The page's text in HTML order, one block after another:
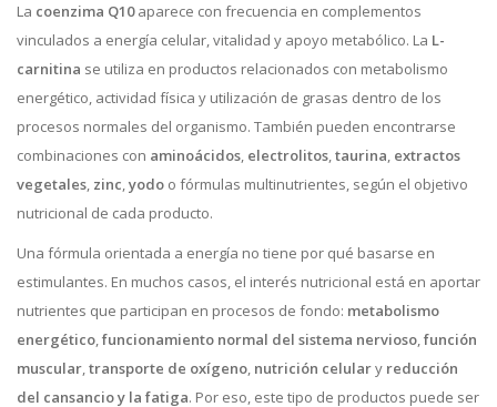
La coenzima Q10aparece con frecuencia en complementos
vinculados a energía celular, vitalidad y apoyo metabólico. La L-
carnitina se utiliza en productos relacionados con metabolismo
energético, actividad física y utilización de grasas dentro de los
procesos normales del organismo. También pueden encontrarse
combinaciones con aminoácidos, electrolitos,taurina, extractos
vegetales, zinc,yodo o fórmulas multinutrientes, según el objetivo
nutricional de cada producto.
Una fórmula orientada a energía no tiene por qué basarse en
estimulantes. En muchos casos, el interés nutricional está en aportar
nutrientes que participan en procesos de fondo: metabolismo
energético,funcionamiento normal del sistema nervioso,función
muscular,transporte de oxígeno, nutrición celulary reducción
del cansancio y la fatiga. Por eso, este tipo de productos puede ser